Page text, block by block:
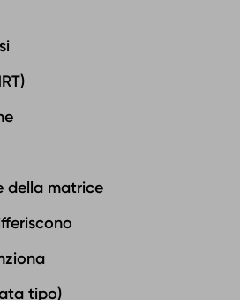
della matrice
tipo)